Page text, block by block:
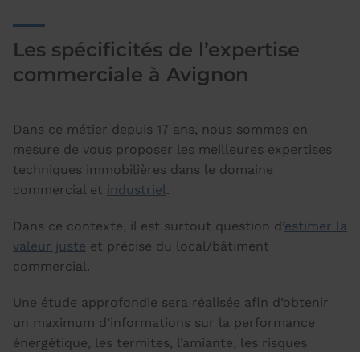
Les spécificités de l’expertise
commerciale à Avignon
Dans ce métier depuis 17 ans, nous sommes en
mesure de vous proposer les meilleures expertises
techniques immobilières dans le domaine
commercial et industriel.
Dans ce contexte, il est surtout question d’estimer la
valeur juste et précise du local/bâtiment
commercial.
Une étude approfondie sera réalisée afin d’obtenir
un maximum d’informations sur la performance
énergétique, les termites, l’amiante, les risques